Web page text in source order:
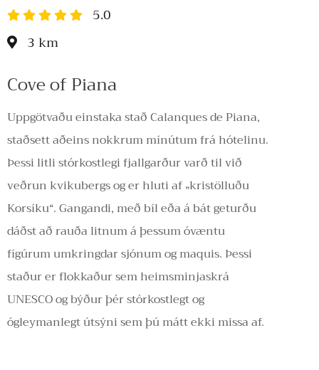
5.0
3 km
Cove of Piana
Uppgötvaðu einstaka stað Calanques de Piana,
staðsett aðeins nokkrum mínútum frá hótelinu.
Þessi litli stórkostlegi fjallgarður varð til við
veðrun kvikubergs og er hluti af „kristölluðu
Korsíku“. Gangandi, með bíl eða á bát geturðu
dáðst að rauða litnum á þessum óvæntu
fígúrum umkringdar sjónum og maquis. Þessi
staður er flokkaður sem heimsminjaskrá
UNESCO og býður þér stórkostlegt og
ógleymanlegt útsýni sem þú mátt ekki missa af.